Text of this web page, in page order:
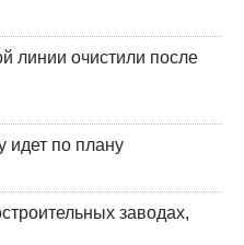
линии очистили после
идет по плану
заводах,